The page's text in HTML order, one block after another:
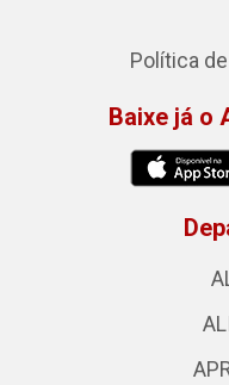
Política
Baixe já o